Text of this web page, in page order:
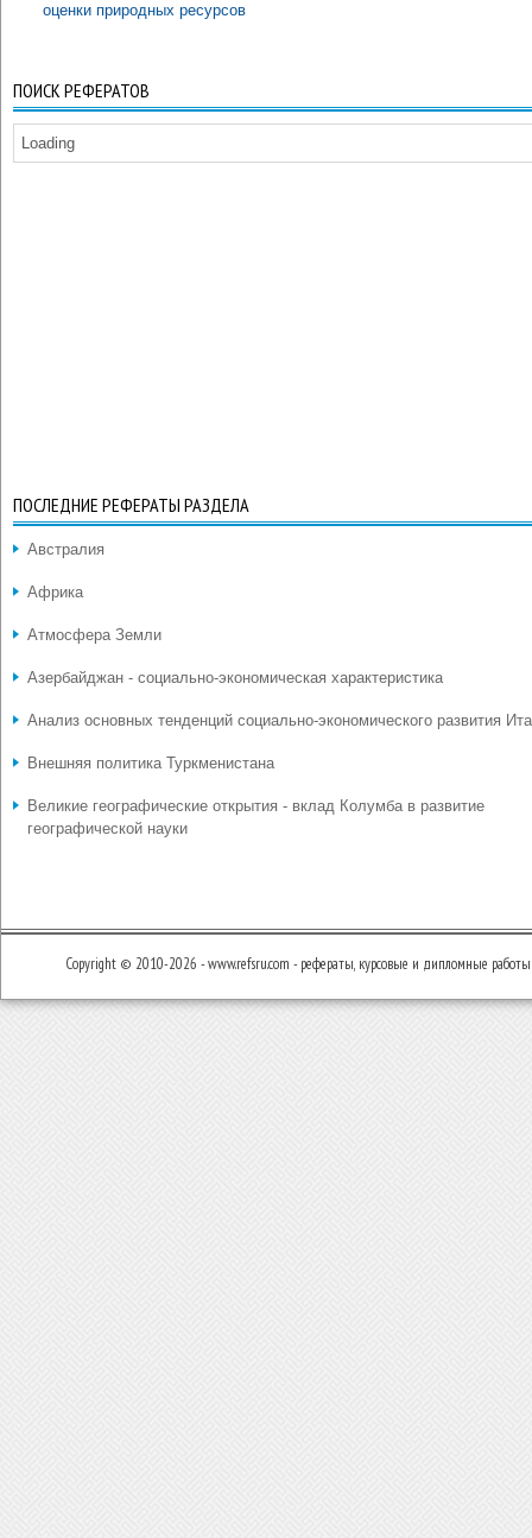
оценки природных ресурсов
ПОИСК РЕФЕРАТОВ
Loading
ПОСЛЕДНИЕ РЕФЕРАТЫ РАЗДЕЛА
Австралия
Африка
Атмосфера Земли
Азербайджан - социально-экономическая характеристика
Анализ основных тенденций социально-экономического развития
Внешняя политика Туркменистана
Великие географические открытия - вклад Колумба в развитие
географической науки
Copyright © 2010-2026 - www.refsru.com - рефераты, курсовые и дипломные работы